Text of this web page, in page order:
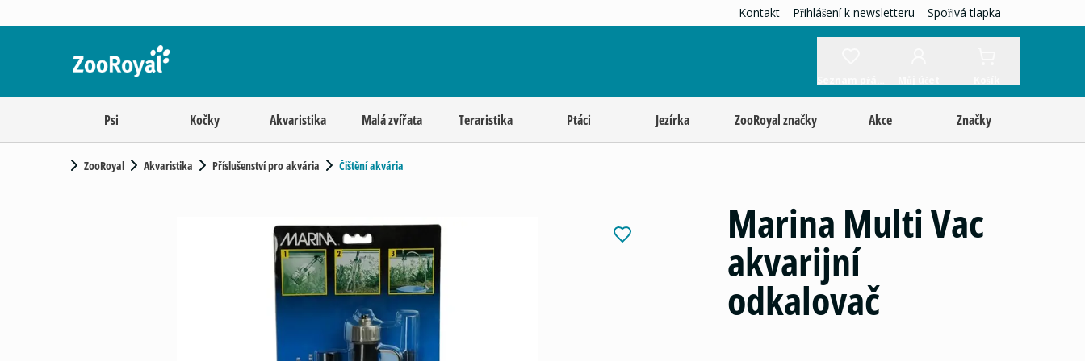
Kontakt Přihlášení k newsletteru Spořivá tlapka
Psi Kočky Akvaristika Malá zvířata Teraristika Ptáci Jezírka ZooRoyal značky Akce Značky
ZooRoyal Akvaristika Příslušenství pro akvária Čištění akvária
Marina Multi Vac
akvarijní
odkalovač